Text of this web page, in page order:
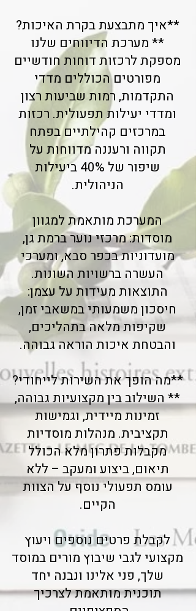
**איך מתבצעת בקרת האיכות?
** מערכת הדיווחים שלנו
מספקת לרכזות דוחות חודשיים
מפורטים הכוללים מדדי
התקדמות, רמות שביעות רצון
ומדדי יעילות תפעולית. רכזות
במרכזים קהילתיים בפתח
תקווה ורעננה מדווחות על
שיפור של 40% ביעילות
הניהולית.
המערכת מותאמת למגוון
מוסדות: מרכזי נוער ברמת גן,
מועדוניות בכפר סבא, ומערכי
העשרה ברשויות השונות.
התוצאות מעידות על עצמן:
חיסכון משמעותי במשאבי זמן,
שקיפות מלאה בתהליכים,
והבטחת איכות הוראה גבוהה.
**מה הופך את השירות לייחודי?
** השילוב בין מקצועיות גבוהה,
זמינות מיידית, וגמישות
תקציבית. מנהלות מוסדיות
מקבלות פתרון מלא הכולל
תיאום, ביצוע ומעקב – ללא
עומס תפעולי נוסף על הצוות
הקיים.
לקבלת פרטים נוספים ויעוץ
מקצועי לגבי שיבוץ מורים במוסד
שלך, פני אלינו ונבנה יחד
תוכנית מותאמת לצרכיך